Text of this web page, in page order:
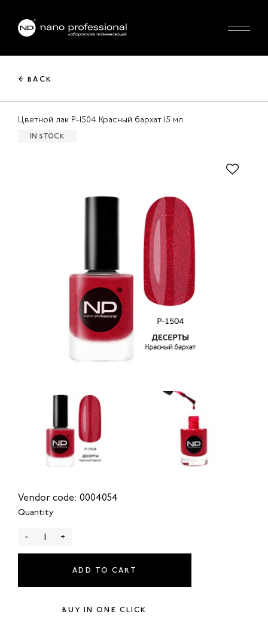
← BACK
Цветной лак P-1504 Красный бархат 15 мл
IN STOCK
Vendor code: 0004054
Quantity
- +
ADD TO CART
BUY IN ONE CLICK